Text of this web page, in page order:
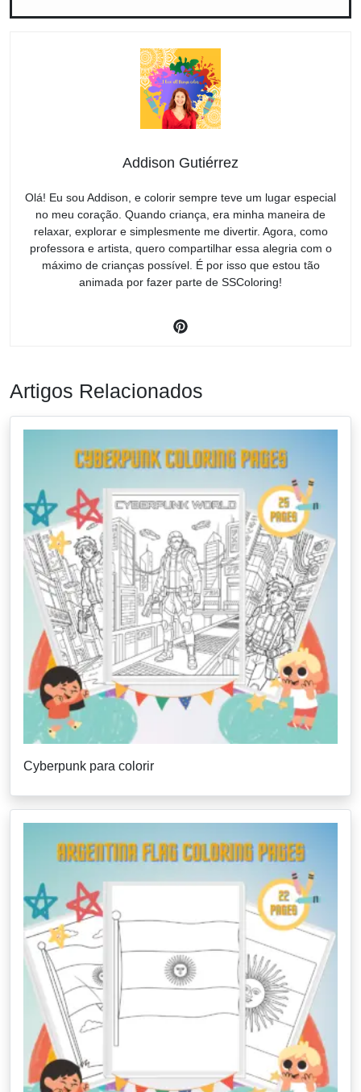
Addison Gutiérrez
Olá! Eu sou Addison, e colorir sempre teve um lugar especial
no meu coração. Quando criança, era minha maneira de
relaxar, explorar e simplesmente me divertir. Agora, como
professora e artista, quero compartilhar essa alegria com o
máximo de crianças possível. É por isso que estou tão
animada por fazer parte de SSColoring!
Artigos Relacionados
Cyberpunk para colorir